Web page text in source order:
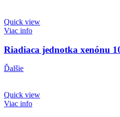
Quick view
Viac info
Riadiaca jednotka xenónu
Ďalšie
Quick view
Viac info